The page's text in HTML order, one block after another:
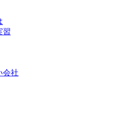
習
会社